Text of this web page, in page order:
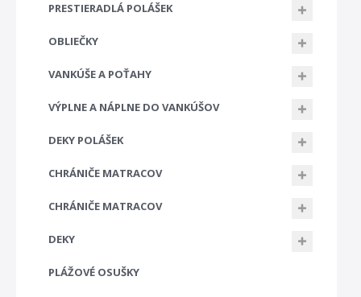
PRESTIERADLÁ POLÁŠEK
OBLIEČKY
VANKÚŠE A POŤAHY
VÝPLNE A NÁPLNE DO VANKÚŠOV
DEKY POLÁŠEK
CHRÁNIČE MATRACOV
CHRÁNIČE MATRACOV
DEKY
PLÁŽOVÉ OSUŠKY